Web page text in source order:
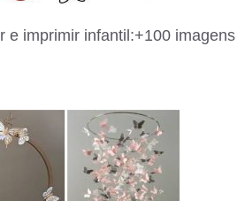
e imprimir infantil:+100 imagens